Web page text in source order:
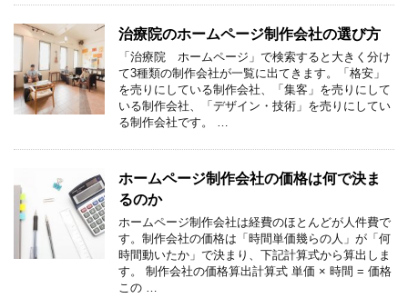
治療院のホームページ制作会社の選び方
「治療院 ホームページ」で検索すると大きく分け
て3種類の制作会社が一覧に出てきます。「格安」
を売りにしている制作会社、「集客」を売りにして
いる制作会社、「デザイン・技術」を売りにしてい
る制作会社です。 …
ホームページ制作会社の価格は何で決ま
るのか
ホームページ制作会社は経費のほとんどが人件費で
す。制作会社の価格は「時間単価幾らの人」が「何
時間動いたか」で決まり、下記計算式から算出しま
す。 制作会社の価格算出計算式 単価 × 時間 = 価格
この …